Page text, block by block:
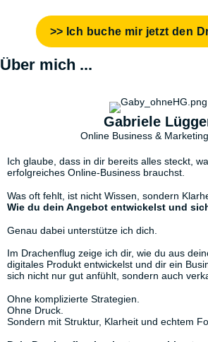
>> Ich buche mir jetzt den
Über mich ...
Gabriele
Online Business &
Ich glaube, dass in dir bereits alles steckt,
erfolgreiches Online-Business brauchst.
Was oft fehlt, ist nicht Wissen, sondern
Wie du dein Angebot entwickelst und
Genau dabei unterstütze ich dich.
Im Drachenflug zeige ich dir, wie du aus
digitales Produkt entwickelst und dir ein
sich nicht nur gut anfühlt, sondern auch
Ohne komplizierte Strategien.
Ohne Druck.
Sondern mit Struktur, Klarheit und echtem